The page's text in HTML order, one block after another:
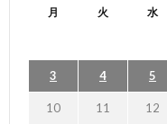
月 火 水
3 4 5
10 11 12